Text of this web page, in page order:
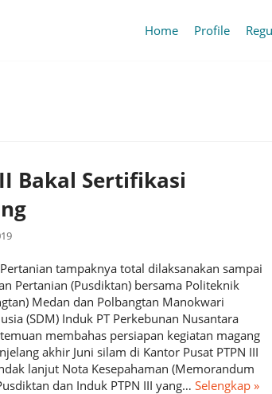
Home Profile
Bakal Sertifikasi
tampaknya total dilaksanakan sampai
Pertanian (Pusdiktan) bersama Politeknik
Medan dan Polbangtan Manokwari
(SDM) Induk PT Perkebunan Nusantara
membahas persiapan kegiatan magang
akhir Juni silam di Kantor Pusat PTPN III
lanjut Nota Kesepahaman (Memorandum
dan Induk PTPN III yang… Selengkap »